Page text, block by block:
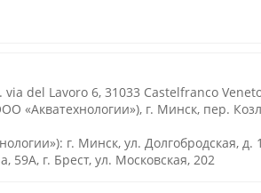
del Lavoro 6, 31033 Castelfranco
«Акватехнологии»), г. Минск, пер.
г. Минск, ул. Долгобродская, д.
59А, г. Брест, ул. Московская, 202